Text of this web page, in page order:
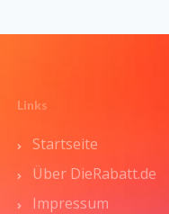
Links
Startseite
Über DieRabatt.de
Impressum